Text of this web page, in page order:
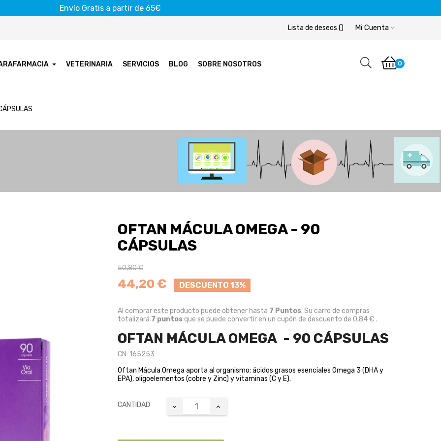
Envío Gratis a partir de 65€
Mi Cuenta
Lista de deseos ()
VETERINARIA SERVICIOS BLOG SOBRE NOSOTROS 0
OFTAN MÁCULA OMEGA - 90
CÁPSULAS
50,80 €
44,20 € DESCUENTO 13%
Al comprar este producto puede obtener hasta 7 Puntos. Su carro de compras
totalizará 7 puntosque se puede convertir en un cupón de descuento de 0,84 €.
OFTAN MÁCULA OMEGA - 90 CÁPSULAS
CN: 165253
Oftan Mácula Omega aporta al organismo: ácidos grasos esenciales Omega 3 (DHA y
EPA), oligoelementos (cobre y Zinc) y vitaminas (C y E).
CANTIDAD